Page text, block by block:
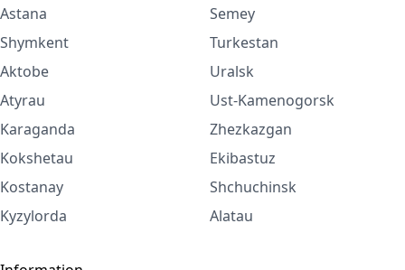
Astana
Shymkent
Aktobe
Atyrau
Karaganda
Kokshetau
Kostanay
Kyzylorda
Semey
Turkestan
Uralsk
Ust-Kamenogorsk
Zhezkazgan
Ekibastuz
Shchuchinsk
Alatau